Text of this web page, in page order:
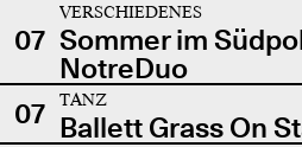
07
VERSCHIEDENES
Sommer im
NotreDuo
07
TANZ
Ballett Grass On